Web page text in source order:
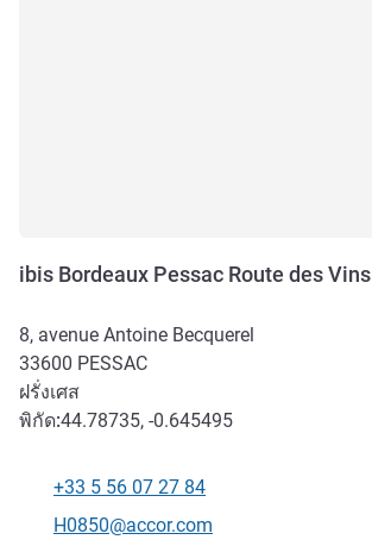
ibis Bordeaux Pessac Route des Vins
8, avenue Antoine Becquerel
33600 PESSAC
ฝรั่งเศส
พิกัด:44.78735, -0.645495
โทรศัพท์
+33 5 56 07 27 84
อีเมลติดต่อ
H0850@accor.com